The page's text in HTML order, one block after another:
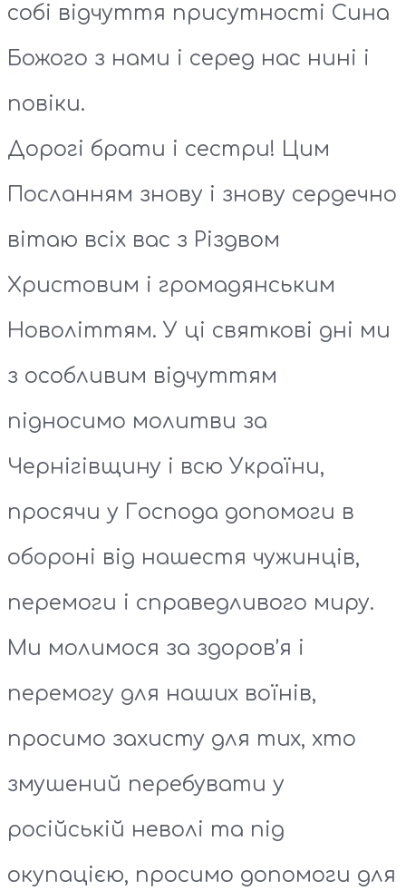
собі відчуття присутності Сина
Божого з нами і серед нас нині і
повіки.
Дорогі брати і сестри! Цим
Посланням знову і знову сердечно
вітаю всіх вас з Різдвом
Христовим і громадянським
Новоліттям. У ці святкові дні ми
з особливим відчуттям
підносимо молитви за
Чернігівщину і всю України,
просячи у Господа допомоги в
обороні від нашестя чужинців,
перемоги і справедливого миру.
Ми молимося за здоров’я і
перемогу для наших воїнів,
просимо захисту для тих, хто
змушений перебувати у
російській неволі та під
окупацією, просимо допомоги для